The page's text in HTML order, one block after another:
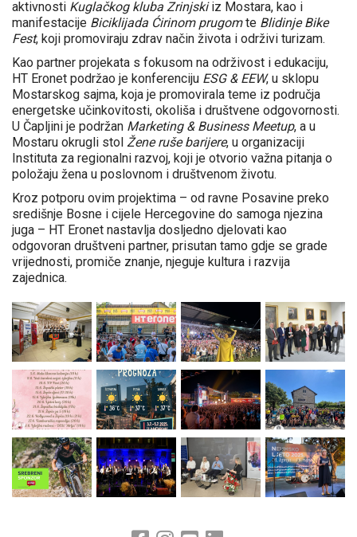
aktivnosti Kuglačkog kluba Zrinjskiiz Mostara, kao i
manifestacije Biciklijada Ćirinom prugomte Blidinje Bike
Fest, koji promoviraju zdrav način života i održivi turizam.
Kao partner projekata s fokusom na održivost i edukaciju,
HT Eronet podržao je konferenciju ESG & EEW, u sklopu
Mostarskog sajma, koja je promovirala teme iz područja
energetske učinkovitosti, okoliša i društvene odgovornosti.
U Čapljini je podržan Marketing & Business Meetup, a u
Mostaru okrugli stol Žene ruše barijere, u organizaciji
Instituta za regionalni razvoj, koji je otvorio važna pitanja o
položaju žena u poslovnom i društvenom životu.
Kroz potporu ovim projektima – od ravne Posavine preko
središnje Bosne i cijele Hercegovine do samoga njezina
juga – HT Eronet nastavlja dosljedno djelovati kao
odgovoran društveni partner, prisutan tamo gdje se grade
vrijednosti, promiče znanje, njeguje kultura i razvija
zajednica.